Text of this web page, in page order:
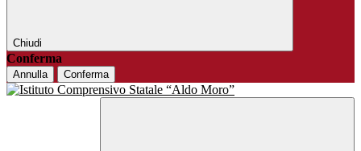
Chiudi
Conferma
Annulla Conferma